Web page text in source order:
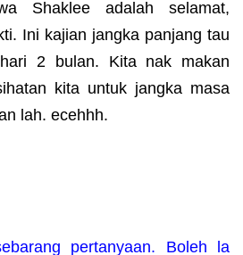
Shaklee adalah selamat,
Ini kajian jangka panjang tau
2 bulan. Kita nak makan
kita untuk jangka masa
lah. ecehhh.
pertanyaan. Boleh la